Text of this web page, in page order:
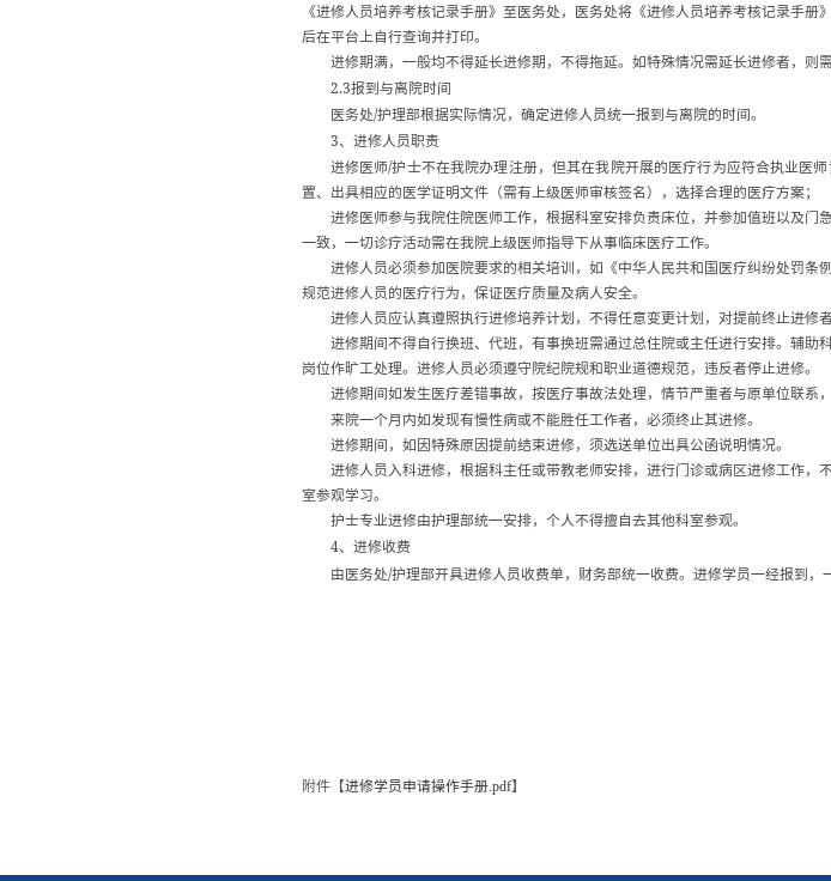
《进修人员培养考核记录手册》至医务处，医务处将《进修人员培养考核记录手
后在平台上自行查询并打印。
进修期满，一般均不得延长进修期，不得拖延。如特殊情况需延长进修者，则
2.3报到与离院时间
医务处/护理部根据实际情况，确定进修人员统一报到与离院的时间。
3、进修人员职责
进修医师/护士不在我院办理注册，但其在我院开展的医疗行为应符合执业医
置、出具相应的医学证明文件（需有上级医师审核签名），选择合理的医疗方案；
进修医师参与我院住院医师工作，根据科室安排负责床位，并参加值班以及
一致，一切诊疗活动需在我院上级医师指导下从事临床医疗工作。
进修人员必须参加医院要求的相关培训，如《中华人民共和国医疗纠纷处罚条
规范进修人员的医疗行为，保证医疗质量及病人安全。
进修人员应认真遵照执行进修培养计划，不得任意变更计划，对提前终止进修
进修期间不得自行换班、代班，有事换班需通过总住院或主任进行安排。辅
岗位作旷工处理。进修人员必须遵守院纪院规和职业道德规范，违反者停止进修。
进修期间如发生医疗差错事故，按医疗事故法处理，情节严重者与原单位联系
来院一个月内如发现有慢性病或不能胜任工作者，必须终止其进修。
进修期间，如因特殊原因提前结束进修，须选送单位出具公函说明情况。
进修人员入科进修，根据科主任或带教老师安排，进行门诊或病区进修工作
室参观学习。
护士专业进修由护理部统一安排，个人不得擅自去其他科室参观。
4、进修收费
由医务处/护理部开具进修人员收费单，财务部统一收费。进修学员一经报到，
附件【进修学员申请操作手册.pdf】